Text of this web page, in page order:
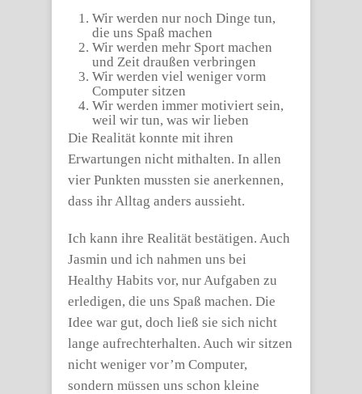
Wir werden nur noch Dinge tun,
die uns Spaß machen
Wir werden mehr Sport machen
und Zeit draußen verbringen
Wir werden viel weniger vorm
Computer sitzen
Wir werden immer motiviert sein,
weil wir tun, was wir lieben
Die Realität konnte mit ihren
Erwartungen nicht mithalten. In allen
vier Punkten mussten sie anerkennen,
dass ihr Alltag anders aussieht.
Ich kann ihre Realität bestätigen. Auch
Jasmin und ich nahmen uns bei
Healthy Habits vor, nur Aufgaben zu
erledigen, die uns Spaß machen. Die
Idee war gut, doch ließ sie sich nicht
lange aufrechterhalten. Auch wir sitzen
nicht weniger vor’m Computer,
sondern müssen uns schon kleine